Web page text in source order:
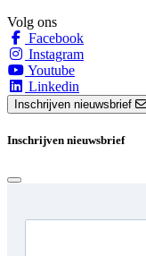
Volg ons
Facebook
Instagram
Youtube
Linkedin
Inschrijven nieuwsbrief
Inschrijven nieuwsbrief